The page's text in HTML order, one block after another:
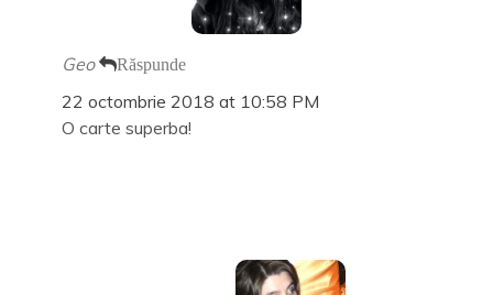
Geo Răspunde
22 octombrie 2018 at 10:58 PM
O carte superba!